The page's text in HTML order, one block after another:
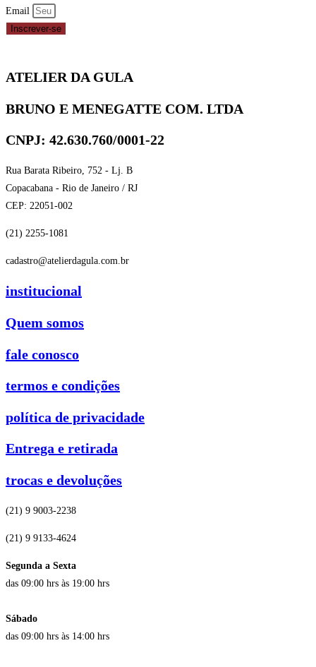
Email
Inscrever-se
ATELIER DA GULA
BRUNO E MENEGATTE COM. LTDA
CNPJ: 42.630.760/0001-22
Rua Barata Ribeiro, 752 - Lj. B
Copacabana - Rio de Janeiro / RJ
CEP: 22051-002
(21) 2255-1081
cadastro@atelierdagula.com.br
institucional
Quem somos
fale conosco
termos e condições
política de privacidade
Entrega e retirada
trocas e devoluções
(21) 9 9003-2238
(21) 9 9133-4624
Segunda a Sexta
das 09:00 hrs às 19:00 hrs
Sábado
das 09:00 hrs às 14:00 hrs